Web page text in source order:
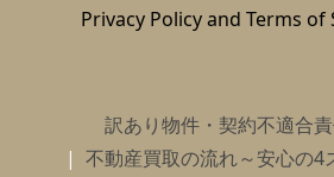
Privacy Policyand Terms of
訳あり物件・契約不適合
不動産買取の流れ～安心の4